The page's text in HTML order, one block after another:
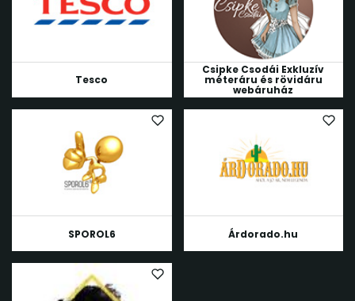
Tesco
Csipke Csodái Exkluzív
méteráru és rövidáru
webáruház
SPOROL6 Árdorado.hu